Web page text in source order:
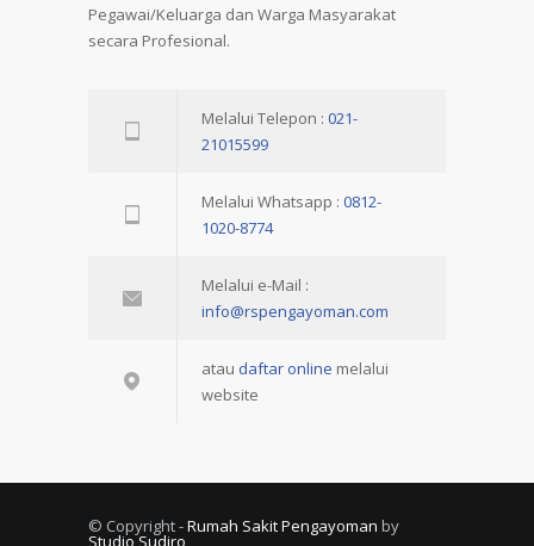
Pegawai/Keluarga dan Warga Masyarakat
secara Profesional.
Melalui Telepon : 021-
21015599
Melalui Whatsapp : 0812-
1020-8774
Melalui e-Mail :
info@rspengayoman.com
atau daftar online melalui
website
© Copyright -Rumah Sakit Pengayoman by
Studio Sudiro